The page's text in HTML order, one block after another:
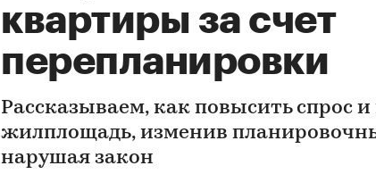
квартиры за счет
перепланировки
Рассказываем, как повысить спрос и
жилплощадь, изменив
нарушая закон